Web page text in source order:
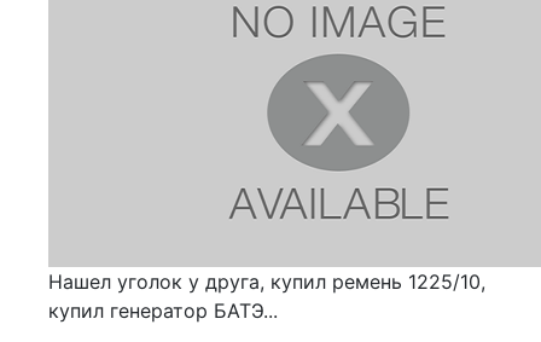
Нашел уголок у друга, купил ремень 1225/10,
купил генератор БАТЭ...